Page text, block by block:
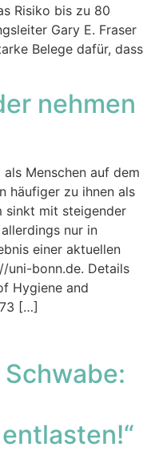
Risiko bis zu 80
Gary E. Fraser
Belege dafür, dass
nehmen
Menschen auf dem
häufiger zu ihnen als
sinkt mit steigender
nur in
einer aktuellen
uni-bonn.de. Details
Hygiene and
[…]